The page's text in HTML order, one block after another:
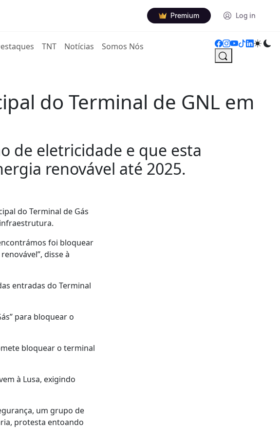
Premium Log in
TNT Notícias Somos Nós
do Terminal de GNL em
de eletricidade e que esta
renovável até 2025.
do Terminal de Gás
foi bloquear
disse à
entradas do Terminal
para bloquear o
bloquear o terminal
à Lusa, exigindo
um grupo de
protesta entoando